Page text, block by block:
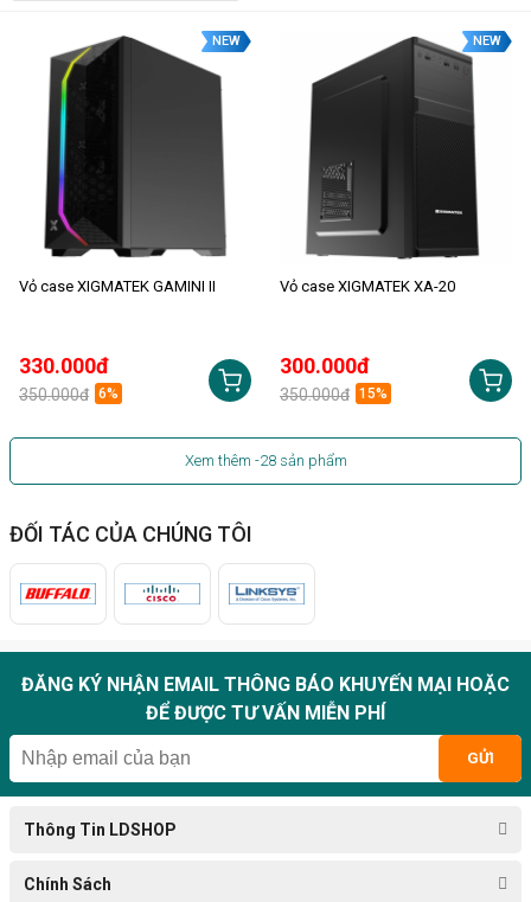
NEW
Vỏ case XIGMATEK GAMINI II
330.000đ
350.000đ 6%
NEW
Vỏ case XIGMATEK XA-20
300.000đ
350.000đ 15%
Xem thêm -28sản phẩm
ĐỐI TÁC CỦA CHÚNG TÔI
ĐĂNG KÝ NHẬN EMAIL THÔNG BÁO KHUYẾN MẠI HOẶC
ĐỂ ĐƯỢC TƯ VẤN MIỄN PHÍ
GỬI
Thông Tin LDSHOP
Chính Sách